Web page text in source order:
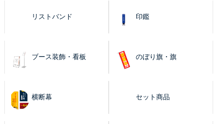
リストバンド 印鑑
ブース装飾・看板 のぼり旗・旗
横断幕 セット商品